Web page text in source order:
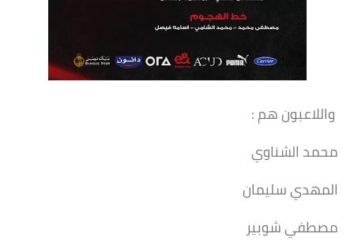
واللاعبون هم :
محمد الشناوي
المهدي سليمان
مصطفي شوبير